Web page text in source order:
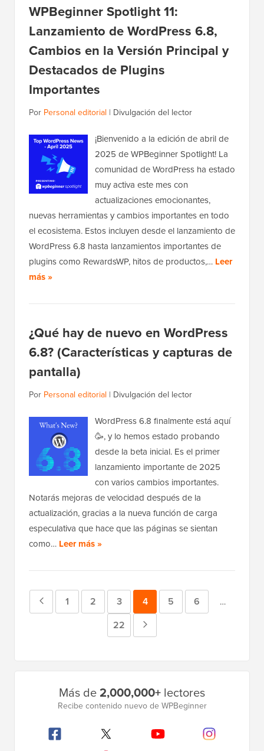
WPBeginner Spotlight 11:
Lanzamiento de WordPress 6.8,
Cambios en la Versión Principal y
Destacados de Plugins
Importantes
Por Personal editorial | Divulgación del lector
¡Bienvenido a la edición de abril de
2025 de WPBeginner Spotlight! La
comunidad de WordPress ha estado
muy activa este mes con
actualizaciones emocionantes,
nuevas herramientas y cambios importantes en todo
el ecosistema. Estos incluyen desde el lanzamiento de
WordPress 6.8 hasta lanzamientos importantes de
plugins como RewardsWP, hitos de productos,… Leer
más »
¿Qué hay de nuevo en WordPress
6.8? (Características y capturas de
pantalla)
Por Personal editorial | Divulgación del lector
WordPress 6.8 finalmente está aquí
🥳, y lo hemos estado probando
desde la beta inicial. Es el primer
lanzamiento importante de 2025
con varios cambios importantes.
Notarás mejoras de velocidad después de la
actualización, gracias a la nueva función de carga
especulativa que hace que las páginas se sientan
como… Leer más »
PáginaPágina
1 Página
2 Página
3 Página
4 Página
5 Página
6
Páginas
…
Página
22
Más de2,000,000+ lectores
Recibe contenido nuevo de WPBeginner